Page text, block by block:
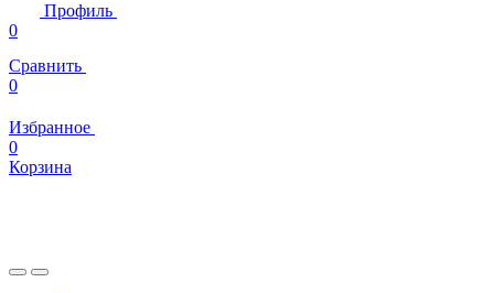
Профиль
0
Сравнить
0
Избранное
0
Корзина